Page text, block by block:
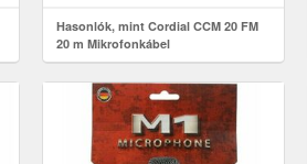
Hasonlók, mint Cordial CCM 20 FM
20 m Mikrofonkábel